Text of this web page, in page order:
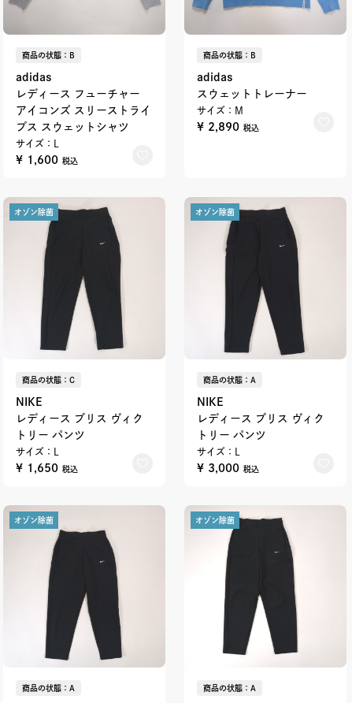
商品の状態：B
adidas
レディース フューチャー
アイコンズ スリーストライ
プス スウェットシャツ
サイズ：L
¥ 1,600 税込
商品の状態：B
adidas
スウェットトレーナー
サイズ：M
¥ 2,890 税込
オゾン除菌
商品の状態：C
NIKE
レディース ブリス ヴィク
トリー パンツ
サイズ：L
¥ 1,650 税込
オゾン除菌
商品の状態：A
NIKE
レディース ブリス ヴィク
トリー パンツ
サイズ：L
¥ 3,000 税込
オゾン除菌
商品の状態：A
オゾン除菌
商品の状態：A